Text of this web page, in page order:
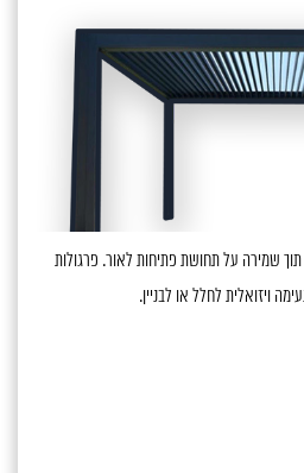
שמירה על תחושת פתיחות לאור. פרגולות
ויזואלית לחלל או לבניין.